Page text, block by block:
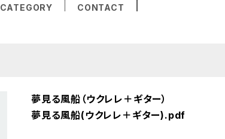
CATEGORY CONTACT
夢見る風船（ウクレレ＋ギター）
夢見る風船(ウクレレ＋ギター).pdf